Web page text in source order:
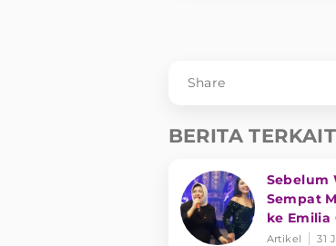
Share
BERITA TERKAIT
Sebelum
Sempat
ke Emilia
Artikel 31